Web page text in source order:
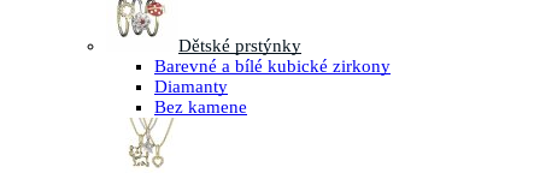
Dětské prstýnky
Barevné a bílé kubické zirkony
Diamanty
Bez kamene